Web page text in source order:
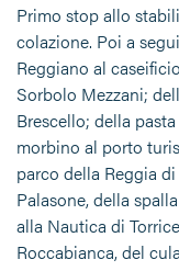
Primo stop allo
colazione. Poi a
Reggiano al
Sorbolo Mezzani;
Brescello; della
morbino al porto
parco della Reggia
Palasone, della
alla Nautica di
Roccabianca, del